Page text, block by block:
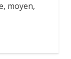
moyen,